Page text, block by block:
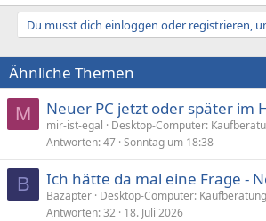
Du musst dich einloggen oder registrieren,
Ähnliche Themen
M Neuer PC jetzt oder später im
mir-ist-egal
Desktop-Computer:
Antworten 47 Sonntag um 18:38
B Ich hätte da mal eine Frage -
Bazapter Desktop-Computer: Kaufberatung
Antworten 32 18. Juli 2026